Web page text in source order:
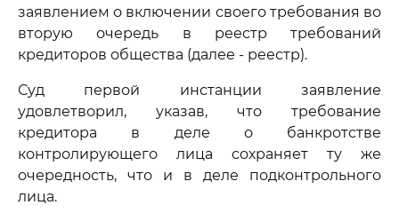
заявлением о включении своего требования во
вторую очередь в реестр требований
кредиторов общества (далее - реестр).
Суд первой инстанции заявление
удовлетворил, указав, что требование
кредитора в деле о банкротстве
контролирующего лица сохраняет ту же
очередность, что и в деле подконтрольного
лица.